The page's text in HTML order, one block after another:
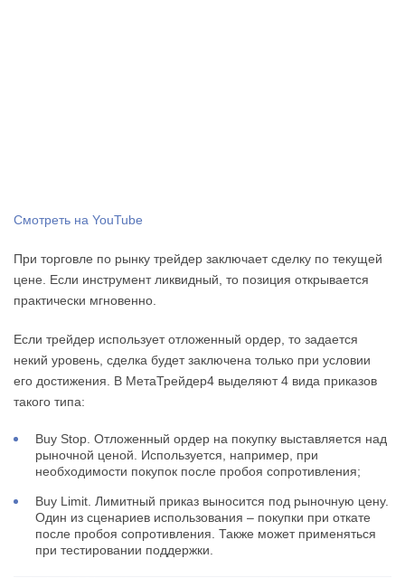
Смотреть на YouTube
При торговле по рынку трейдер заключает сделку по текущей
цене. Если инструмент ликвидный, то позиция открывается
практически мгновенно.
Если трейдер использует отложенный ордер, то задается
некий уровень, сделка будет заключена только при условии
его достижения. В МетаТрейдер4 выделяют 4 вида приказов
такого типа:
Buy Stop. Отложенный ордер на покупку выставляется над
рыночной ценой. Используется, например, при
необходимости покупок после пробоя сопротивления;
Buy Limit. Лимитный приказ выносится под рыночную цену.
Один из сценариев использования – покупки при откате
после пробоя сопротивления. Также может применяться
при тестировании поддержки.